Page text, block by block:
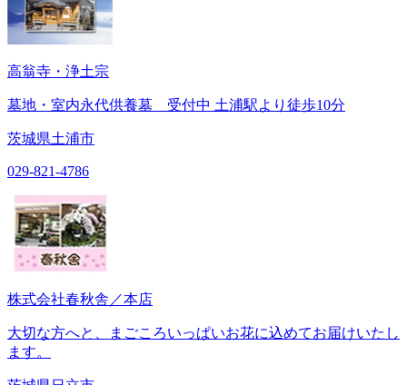
高翁寺・浄土宗
墓地・室内永代供養墓 受付中 土浦駅より徒歩10分
茨城県土浦市
029-821-4786
株式会社春秋舎／本店
大切な方へと、まごころいっぱいお花に込めてお届けいたし
ます。